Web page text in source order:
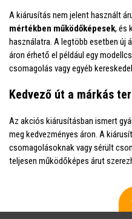
A kiárusítás nem jelent használt
mértékben működőképesek, és
használatra. A legtöbb esetben új
áron érhető el például egy
csomagolás vagy egyéb
Kedvező út a márkás
Az akciós kiárusításban ismert
meg kedvezményes áron. A
csomagolásoknak vagy sérült
teljesen működőképes árut